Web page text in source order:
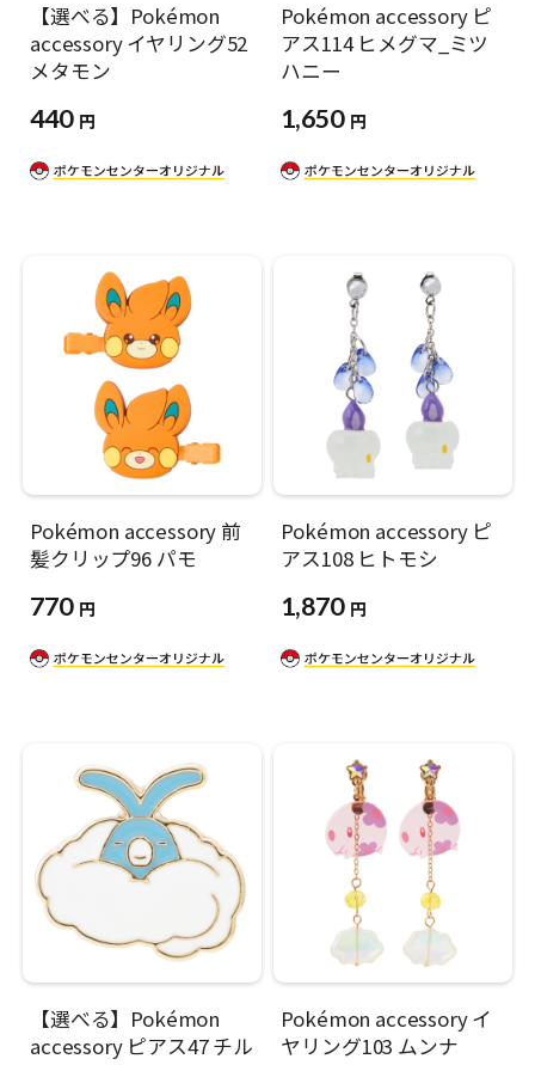
【選べる】Pokémon
accessory イヤリング52
メタモン
440 円
Pokémon accessory ピ
アス114 ヒメグマ_ミツ
ハニー
1,650 円
Pokémon accessory 前
髪クリップ96 パモ
770 円
Pokémon accessory ピ
アス108 ヒトモシ
1,870 円
【選べる】Pokémon
accessory ピアス47 チル
Pokémon accessory イ
ヤリング103 ムンナ